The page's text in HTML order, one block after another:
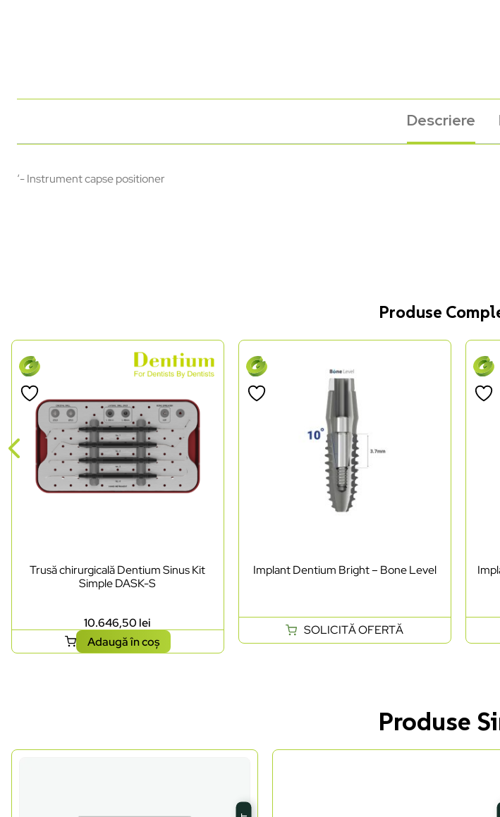
Descriere
‘- Instrument capse positioner
Produse
Trusă chirurgicală Dentium Sinus Kit
Simple DASK-S
10.646,50 lei
Adaugă în coș
Implant Dentium Bright – Bone Level
SOLICITĂ OFERTĂ
Produse